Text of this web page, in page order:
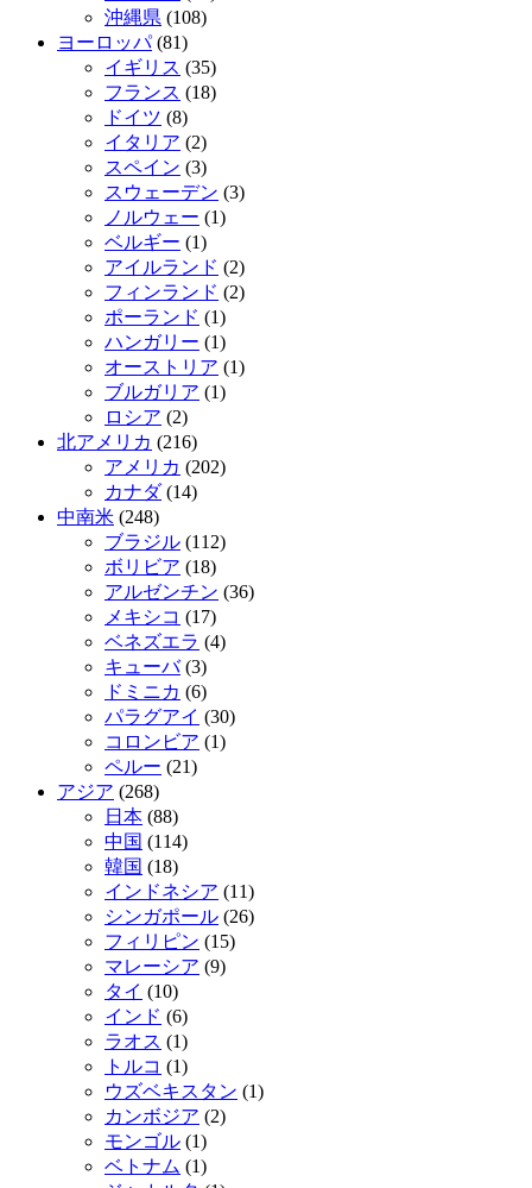
沖縄県 (108)
ヨーロッパ(81)
イギリス (35)
フランス (18)
ドイツ (8)
イタリア (2)
スペイン (3)
スウェーデン (3)
ノルウェー (1)
ベルギー (1)
アイルランド (2)
フィンランド (2)
ポーランド (1)
ハンガリー (1)
オーストリア (1)
ブルガリア (1)
ロシア (2)
北アメリカ (216)
アメリカ (202)
カナダ(14)
中南米 (248)
ブラジル (112)
ボリビア (18)
アルゼンチン (36)
メキシコ (17)
ベネズエラ (4)
キューバ(3)
ドミニカ (6)
パラグアイ (30)
コロンビア (1)
ペルー (21)
アジア (268)
日本 (88)
中国 (114)
韓国 (18)
インドネシア (11)
シンガポール (26)
フィリピン (15)
マレーシア (9)
タイ (10)
インド (6)
ラオス (1)
トルコ (1)
ウズベキスタン (1)
カンボジア (2)
モンゴル (1)
ベトナム (1)